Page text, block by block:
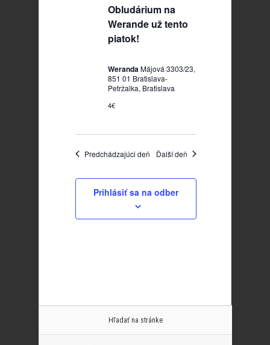
Obludárium na
Werande už tento
piatok!
WerandaMájová 3303/23,
851 01 Bratislava-
Petržalka, Bratislava
4€
Predchádzajúci deň Ďalší deň
Prihlásiť sa na odber
Hľadať na stránke